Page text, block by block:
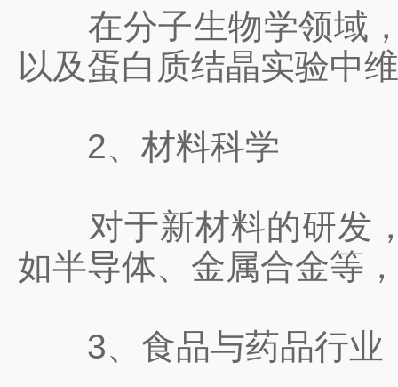
在分子生物学领域，
以及蛋白质结晶实验中
2、材料科学
对于新材料的研发，
如半导体、金属合金等
3、食品与药品行业